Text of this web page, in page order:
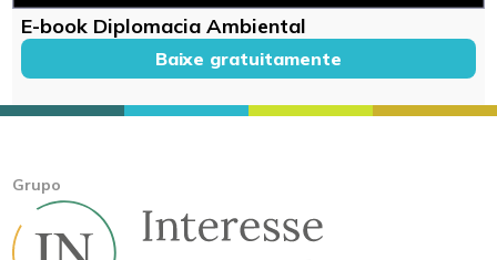
E-book Diplomacia Ambiental
Baixe gratuitamente
Grupo